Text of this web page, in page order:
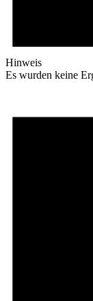
Hinweis
Es wurden keine